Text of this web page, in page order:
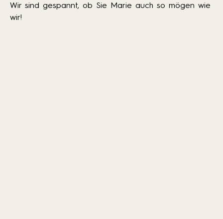
Wir sind gespannt, ob Sie Marie auch so mögen wie
wir!